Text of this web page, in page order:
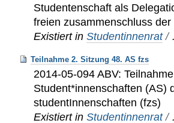
Studentenschaft als
freien zusammenschluss
Existiert in Studentinnenrat /
Teilnahme 2. Sitzung 48. AS fzs
2014-05-094 ABV:
Student*innenschaften (AS)
studentInnenschaften (fzs)
Existiert in Studentinnenrat /